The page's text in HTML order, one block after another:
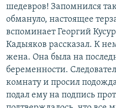
шедевров! Запомнился
обмануло, настоящее
вспоминает Георгий
Кадыяков рассказал. К
жена. Она была на
беременности.
комнату и просил
подал ему на подпись